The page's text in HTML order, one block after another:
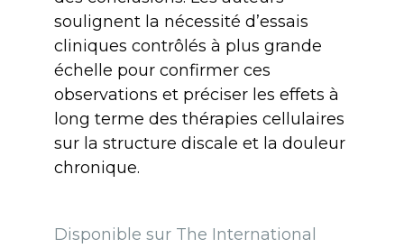
soulignent la nécessité d’essais
cliniques contrôlés à plus grande
échelle pour confirmer ces
observations et préciser les effets à
long terme des thérapies cellulaires
sur la structure discale et la douleur
chronique.
Disponible sur The International